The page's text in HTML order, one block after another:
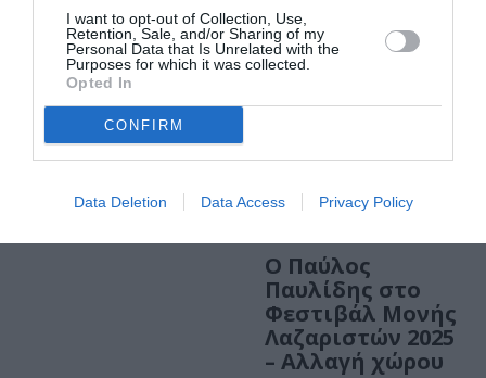
I want to opt-out of Collection, Use,
Retention, Sale, and/or Sharing of my
Personal Data that Is Unrelated with the
Purposes for which it was collected.
Opted In
CONFIRM
Data Deletion Data Access Privacy Policy
Ο Yngwie
Malmsteen στο
Φεστιβάλ Μονής
Λαζαριστών 2025
Ο Παύλος
Παυλίδης στο
Φεστιβάλ Μονής
Λαζαριστών 2025
– Αλλαγή χώρου